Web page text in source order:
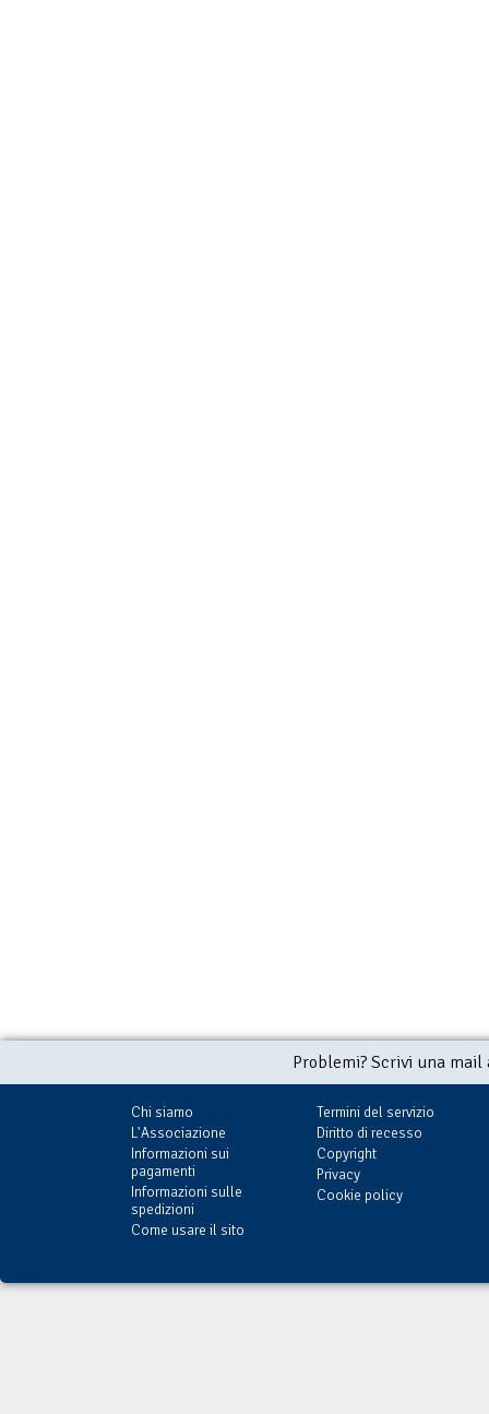
Problemi? Scrivi una
Chi siamo
L'Associazione
Informazioni sui
pagamenti
Informazioni sulle
spedizioni
Come usare il sito
Termini del servizio
Diritto di recesso
Copyright
Privacy
Cookie policy